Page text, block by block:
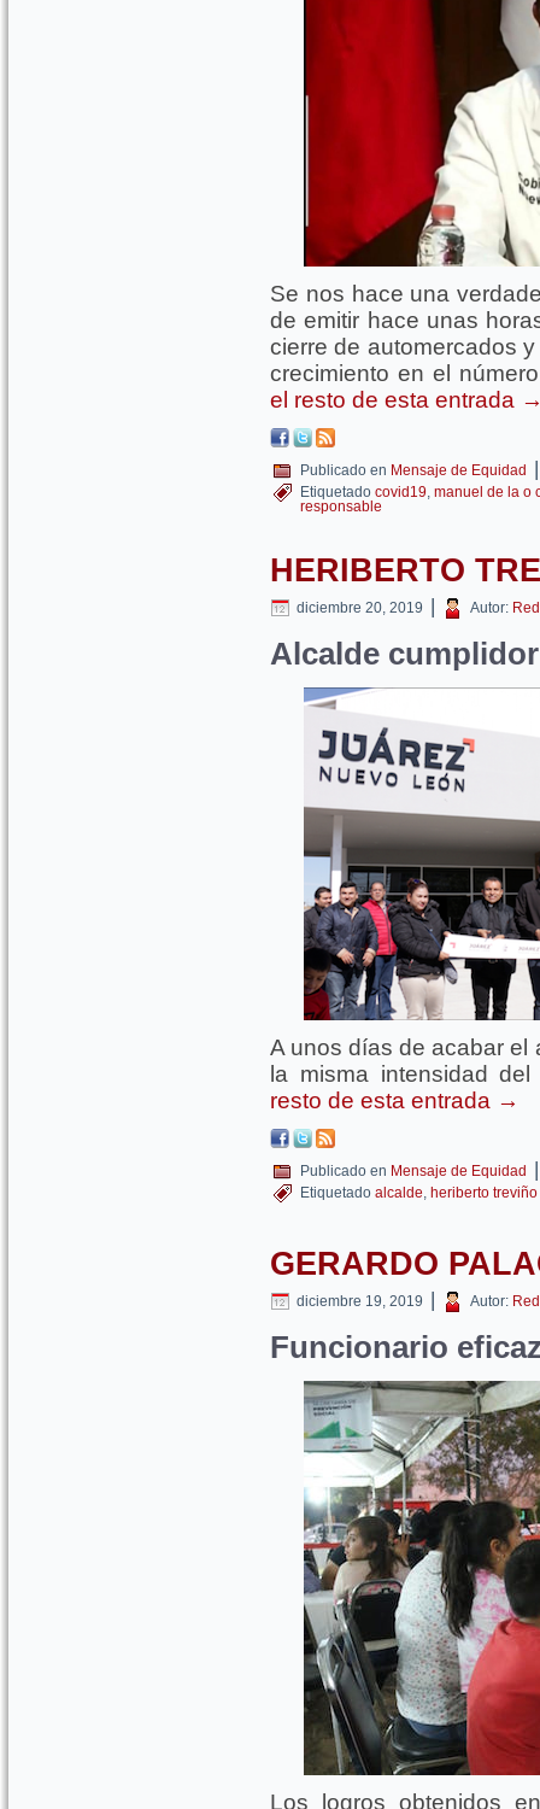
Se nos hace una
de emitir hace unas
cierre de automercados
crecimiento en el
el resto de esta entrada
Publicado en Mensaje de Equidad |
Etiquetado covid19, manuel de la o
responsable
HERIBERTO
diciembre 20, 2019 | Autor:
Alcalde cumplidor
A unos días de acabar el
la misma intensidad
resto de esta entrada →
Publicado en Mensaje de Equidad |
Etiquetado alcalde, heriberto
GERARDO
diciembre 19, 2019 | Autor:
Funcionario
Los logros obtenidos